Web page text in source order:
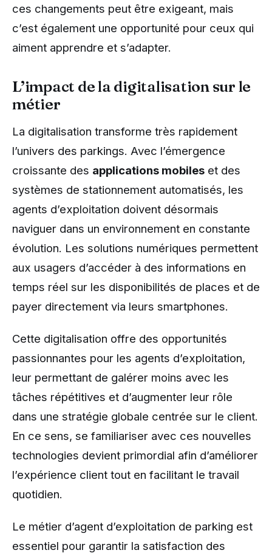
ces changements peut être exigeant, mais
c’est également une opportunité pour ceux qui
aiment apprendre et s’adapter.
L’impact de la digitalisation sur le
métier
La digitalisation transforme très rapidement
l’univers des parkings. Avec l’émergence
croissante des applications mobiles et des
systèmes de stationnement automatisés, les
agents d’exploitation doivent désormais
naviguer dans un environnement en constante
évolution. Les solutions numériques permettent
aux usagers d’accéder à des informations en
temps réel sur les disponibilités de places et de
payer directement via leurs smartphones.
Cette digitalisation offre des opportunités
passionnantes pour les agents d’exploitation,
leur permettant de galérer moins avec les
tâches répétitives et d’augmenter leur rôle
dans une stratégie globale centrée sur le client.
En ce sens, se familiariser avec ces nouvelles
technologies devient primordial afin d’améliorer
l’expérience client tout en facilitant le travail
quotidien.
Le métier d’agent d’exploitation de parking est
essentiel pour garantir la satisfaction des